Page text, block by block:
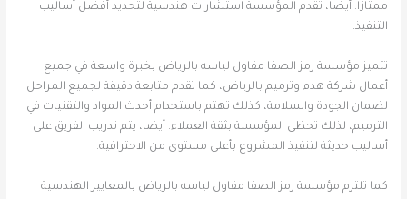
ممتازًا. أيضا، تقدم المؤسسة استشارات هندسية لتحديد أفضل أساليب
التنفيذ.
تتميز مؤسسة رمز الصفا مقاول لياسه بالرياض بخبرة واسعة في جميع
أعمال شركة هدم وترميم بالرياض، كما تقدم متابعة دقيقة لجميع المراحل
لضمان الجودة والسلامة، كذلك تهتم باستخدام أحدث المواد والتقنيات في
الترميم، لذلك تحظى المؤسسة بثقة العملاء. أيضا، يتم تدريب الفريق على
أساليب حديثة لتنفيذ المشروع بأعلى مستوى من الاحترافية.
كما تلتزم مؤسسة رمز الصفا مقاول لياسه بالرياض بالمعايير الهندسية